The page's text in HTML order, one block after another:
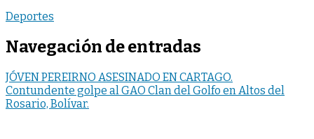
Deportes
Navegación de entradas
JÓVEN PEREIRNO ASESINADO EN CARTAGO.
Contundente golpe al GAO Clan del Golfo en Altos del
Rosario, Bolívar.